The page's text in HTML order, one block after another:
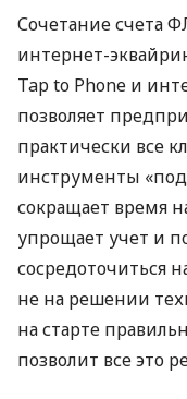
Сочетание счета
интернет-
Tap to Phone и
позволяет
практически все
инструменты
сокращает время
упрощает учет и
сосредоточиться
не на решении
на старте
позволит все это